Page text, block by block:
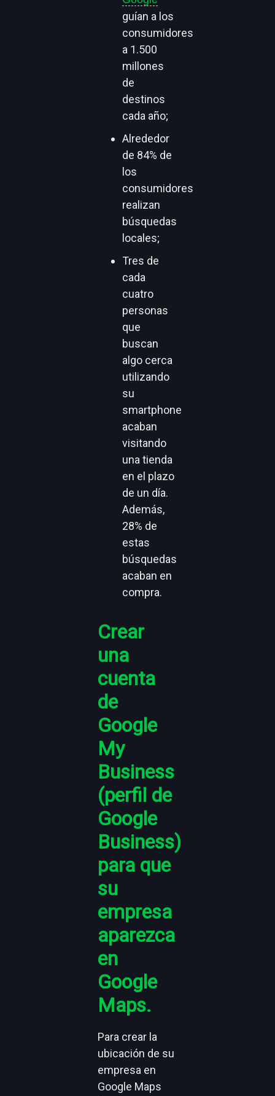
guían a los
consumidores
a 1.500
millones
de
destinos
cada año;
Alrededor
de 84% de
los
consumidores
realizan
búsquedas
locales;
Tres de
cada
cuatro
personas
que
buscan
algo cerca
utilizando
su
smartphone
acaban
visitando
una tienda
en el plazo
de un día.
Además,
28% de
estas
búsquedas
acaban en
compra.
Crear
una
cuenta
de
Google
My
Business
(perfil de
Google
Business)
para que
su
empresa
aparezca
en
Google
Maps.
Para crear la
ubicación de su
empresa en
Google Maps